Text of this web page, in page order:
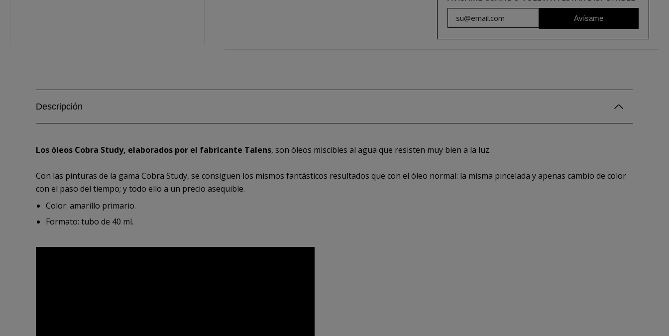
Avísame
Descripción
Los óleos Cobra Study, elaborados por el fabricante Talens, son óleos miscibles al agua que resisten muy bien a la luz.
Con las pinturas de la gama Cobra Study, se consiguen los mismos fantásticos resultados que con el óleo normal: la misma pincelada y apenas cambio de color
con el paso del tiempo; y todo ello a un precio asequible.
Color: amarillo primario.
Formato: tubo de 40 ml.